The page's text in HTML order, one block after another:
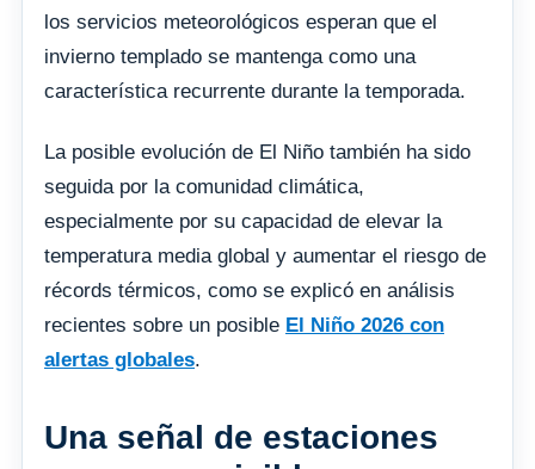
los servicios meteorológicos esperan que el
invierno templado se mantenga como una
característica recurrente durante la temporada.
La posible evolución de El Niño también ha sido
seguida por la comunidad climática,
especialmente por su capacidad de elevar la
temperatura media global y aumentar el riesgo de
récords térmicos, como se explicó en análisis
recientes sobre un posible El Niño 2026 con
alertas globales.
Una señal de estaciones